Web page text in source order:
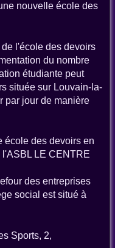
nouvelle école des
l'école des devoirs
du nombre
étudiante peut
située sur Louvain-la-
par jour de manière
école des devoirs en
l'ASBL LE CENTRE
des entreprises
social est situé à
Sports, 2,